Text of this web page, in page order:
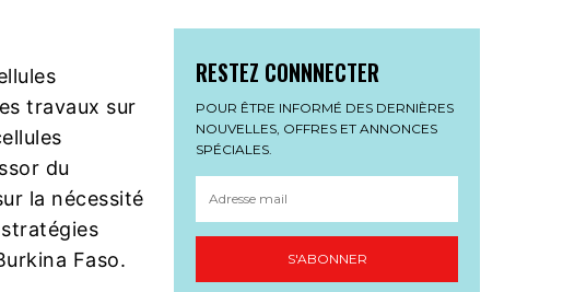
travaux sur
du
la nécessité
Faso.
RESTEZ CONNNECTER
POUR ÊTRE INFORMÉ DES DERNIÈRES
NOUVELLES, OFFRES ET ANNONCES
SPÉCIALES.
S'ABONNER